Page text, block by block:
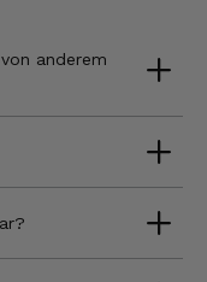
anderem